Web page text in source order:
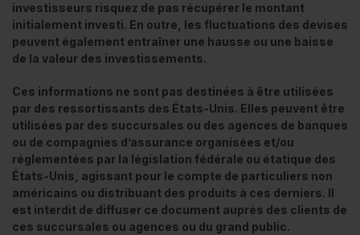
investisseurs risquez de pas récupérer le montant
initialement investi. En outre, les fluctuations des devises
peuvent également entraîner une hausse ou une baisse
de la valeur des investissements.
Ces informations ne sont pas destinées à être utilisées
par des ressortissants des États-Unis. Elles peuvent être
utilisées par des succursales ou des agences de banques
ou de compagnies d’assurance organisées et/ou
réglementées par la législation fédérale ou étatique des
États-Unis, agissant pour le compte de particuliers non
américains ou distribuant des produits à ces derniers. Il
est interdit de diffuser ce document auprès des clients de
ces succursales ou agences ou du grand public.